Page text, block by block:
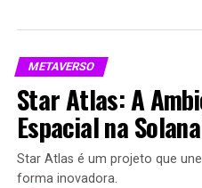
METAVERSO
Star Atlas: A
Espacial na Solana
Star Atlas é um projeto que
forma inovadora.